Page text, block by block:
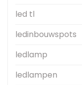
led tl
ledinbouwspots
ledlamp
ledlampen